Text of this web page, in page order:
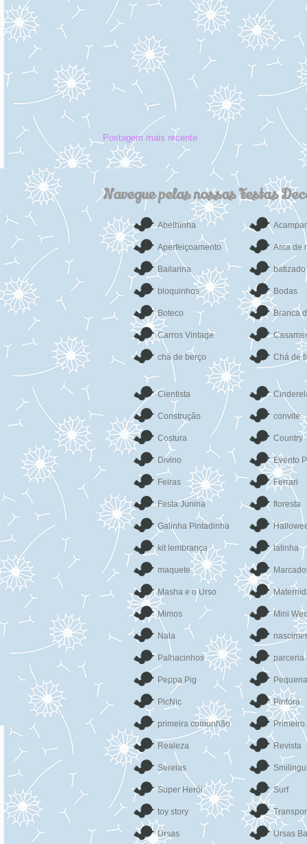
Postagem mais recente
Navegue pelas nossas Festas
Abelhinha
Aperfeiçoamento Arca de
Bailarina batizado
bloquinhos Bodas
Boteco Branca
Carros Vintage
chá de berço Chá de
Cientista
Construção convite
Costura Country
Divino Evento
Feiras Ferrari
Festa Junina floresta
Galinha Pintadinha
kit lembrança latinha
maquete
Masha e o Urso
Mimos Mini
Nala
Palhacinhos parceria
Peppa Pig
PicNic Pintora
primeira comunhão Primeiro
Realeza Revista
Sereias
Super Herói Surf
toy story
Ursas Ursas